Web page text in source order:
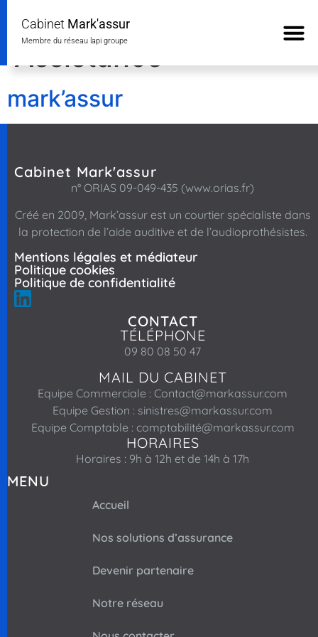
Cabinet Mark'assur
Membre du réseau lapi groupe
Courtiers Type :
Assistance
mark’assur
Cabinet Mark'assur
n° ORIAS 09-049-435 (www.orias.fr)
Créé en 2009, Mark’assur est un courtier spécialiste dans
la protection de l’aide auditive et de l’audioprothésistes.
Mentions légales et médiateur
Politique cookies
Politique de confidentialité
CONTACT
TÉLÉPHONE
09 80 08 50 47
MAIL DU CABINET
Equipe Commerciale : Contact@markassur.com
Equipe Gestion : sinistres@markassur.com
Equipe Comptable : comptabilité@markassur.com
HORAIRES
Horaires : 9h à 12h et de 14h à 17h
MENU
Accueil
Nos solutions d’assurance
Devenir partenaire
Notre réseau